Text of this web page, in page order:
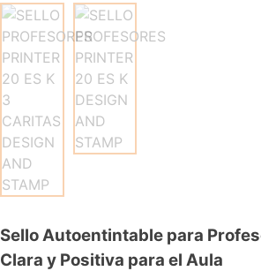
Sello Autoentintable para
Clara y Positiva para el Aula